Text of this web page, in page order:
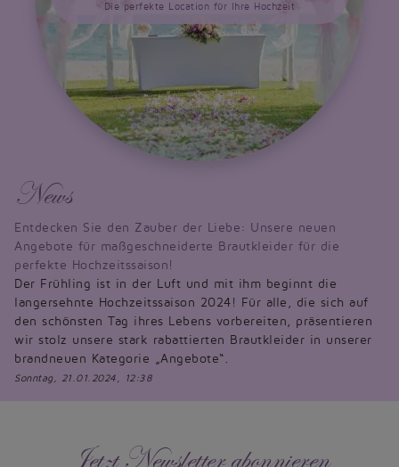
Die perfekte Location für Ihre Hochzeit
News
Entdecken Sie den Zauber der Liebe: Unsere neuen
Angebote für maßgeschneiderte Brautkleider für die
perfekte Hochzeitssaison!
Der Frühling ist in der Luft und mit ihm beginnt die
langersehnte Hochzeitssaison 2024! Für alle, die sich auf
den schönsten Tag ihres Lebens vorbereiten, präsentieren
wir stolz unsere stark rabattierten Brautkleider in unserer
brandneuen Kategorie „Angebote“.
Sonntag, 21.01.2024, 12:38